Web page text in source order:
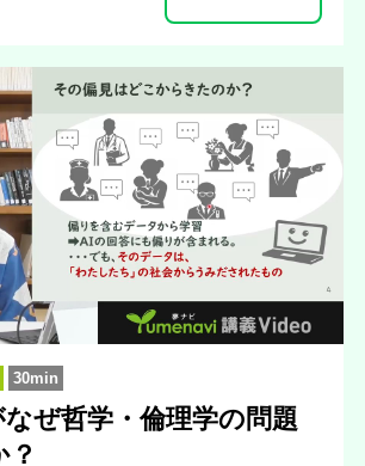
30min
ぜ哲学・倫理学の問題